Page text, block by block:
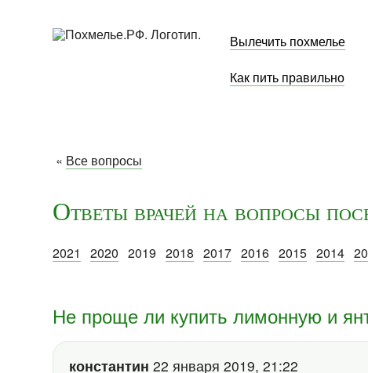
Вылечить похмелье
Как пить правильно
« Все вопросы
Ответы врачей на вопросы
2021 2020 20192018 2017 2016 2015 2014
Не проще ли купить лимонную и
константин 22 января 2019, 21:22